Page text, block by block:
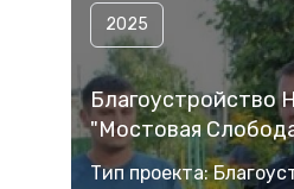
2025
Благоустройство
"Мостовая
Тип проекта: